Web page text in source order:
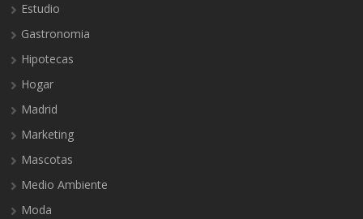
Estudio
Gastronomia
Hipotecas
Hogar
Madrid
Marketing
Mascotas
Medio Ambiente
Moda